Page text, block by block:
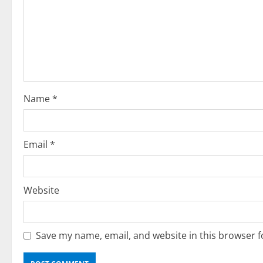
d
i
n
g
Name*
Email *
Website
Save my name, email, and website in this browser